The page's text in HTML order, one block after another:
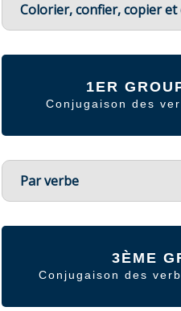
Colorier, confier, copier et
1ER
Conjugaison des
Par verbe
3ÈME
Conjugaison des